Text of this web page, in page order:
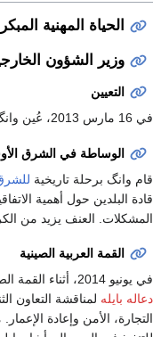
الحياة المهنية
وزير الشؤون
التعيين
في 16 مارس 2013، عُين وانگ وزيراً للشؤون الخارجية بعد تصديق الكونگرس.
الوساطة في الشرق
قام وانگ برحلة تاريخية
قادة البلدين حول أهمية
المشكلات. العنف يزيد من
القمة العربية الصينية
في يونيو 2014، أثناء القمة الصينية العربية في بكين، التقى وزير الخارجية وانگ بنظريه الصومالي
دعاله بايله لمناقشة التعاون
التجارة، الأمن وإعادة